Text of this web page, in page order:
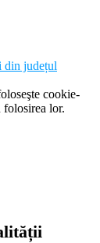
din județul
cookie-
folosirea lor.